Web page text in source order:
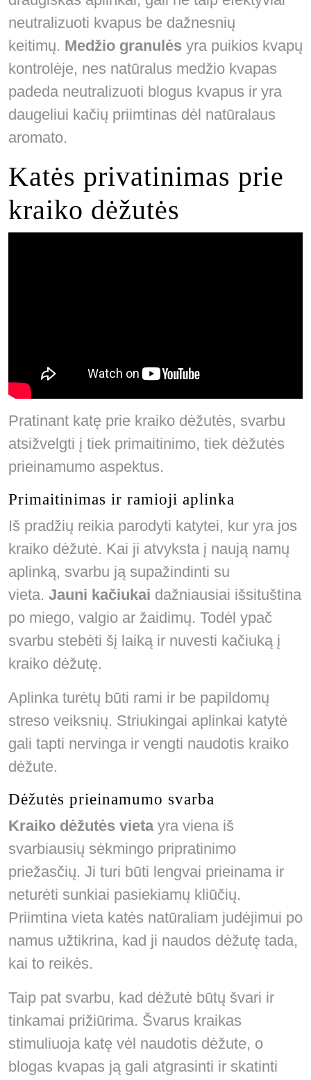
neutralizuoti kvapus be dažnesnių
keitimų. Medžio granulės yra puikios kvapų
kontrolėje, nes natūralus medžio kvapas
padeda neutralizuoti blogus kvapus ir yra
daugeliui kačių priimtinas dėl natūralaus
aromato.
Katės privatinimas prie
kraiko dėžutės
Pratinant katę prie kraiko dėžutės, svarbu
atsižvelgti į tiek primaitinimo, tiek dėžutės
prieinamumo aspektus.
Primaitinimas ir ramioji aplinka
Iš pradžių reikia parodyti katytei, kur yra jos
kraiko dėžutė. Kai ji atvyksta į naują namų
aplinką, svarbu ją supažindinti su
vieta. Jauni kačiukai dažniausiai išsituština
po miego, valgio ar žaidimų. Todėl ypač
svarbu stebėti šį laiką ir nuvesti kačiuką į
kraiko dėžutę.
Aplinka turėtų būti rami ir be papildomų
streso veiksnių. Striukingai aplinkai katytė
gali tapti nervinga ir vengti naudotis kraiko
dėžute.
Dėžutės prieinamumo svarba
Kraiko dėžutės vietayra viena iš
svarbiausių sėkmingo pripratinimo
priežasčių. Ji turi būti lengvai prieinama ir
neturėti sunkiai pasiekiamų kliūčių.
Priimtina vieta katės natūraliam judėjimui po
namus užtikrina, kad ji naudos dėžutę tada,
kai to reikės.
Taip pat svarbu, kad dėžutė būtų švari ir
tinkamai prižiūrima. Švarus kraikas
stimuliuoja katę vėl naudotis dėžute, o
blogas kvapas ją gali atgrasinti ir skatinti